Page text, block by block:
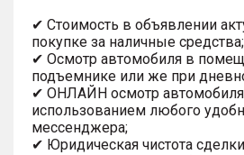
✔ Стоимость в объявлении
покупке за наличные средства;
✔ Осмотр автомобиля в
подъемнике или же при
✔ ОНЛАЙН осмотр
использованием любого
мессенджера;
✔ Юридическая чистота